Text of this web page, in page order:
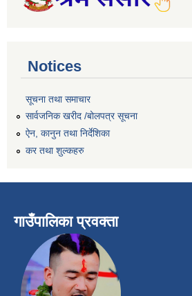
Notices
सूचना तथा समाचार
सार्वजनिक खरीद /बोलपत्र सूचना
ऐन, कानुन तथा निर्देशिका
कर तथा शुल्कहरु
गाउँपालिका प्रवक्ता